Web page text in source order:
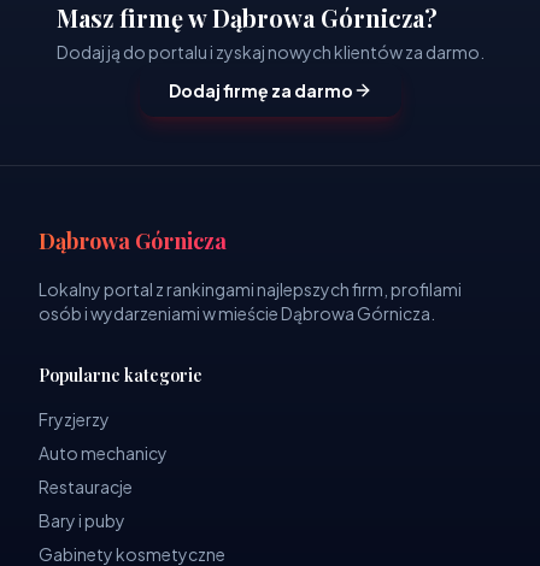
Masz firmę w Dąbrowa Górnicza?
Dodaj ją do portalu i zyskaj nowych klientów za darmo.
Dodaj firmę za darmo
Dąbrowa Górnicza
Lokalny portal z rankingami najlepszych firm, profilami
osób i wydarzeniami w mieście Dąbrowa Górnicza.
Popularne kategorie
Fryzjerzy
Auto mechanicy
Restauracje
Bary i puby
Gabinety kosmetyczne